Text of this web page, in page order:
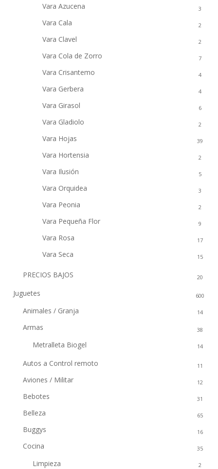
Vara Azucena 3
Vara Cala 2
Vara Clavel 2
Vara Cola de Zorro 7
Vara Crisantemo 4
Vara Gerbera 4
Vara Girasol 6
Vara Gladiolo 2
Vara Hojas 39
Vara Hortensia 2
Vara Ilusión 5
Vara Orquidea 3
Vara Peonia 2
Vara Pequeña Flor 9
Vara Rosa 17
Vara Seca 15
PRECIOS BAJOS 20
Juguetes 600
Animales / Granja 14
Armas 38
Metralleta Biogel 14
Autos a Control remoto 11
Aviones / Militar 12
Bebotes 31
Belleza 65
Buggys 16
Cocina 35
Limpieza 2